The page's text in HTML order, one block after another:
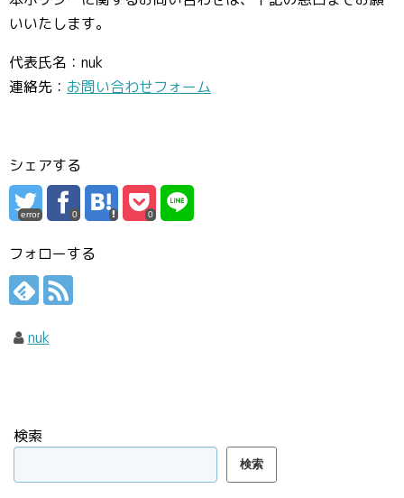
いいたします。
代表氏名：nuk
連絡先： お問い合わせフォーム
シェアする
error 0 0
フォローする
nuk
検索
検索